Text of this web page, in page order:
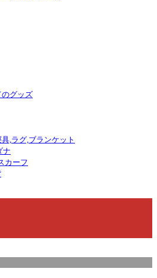
のグッズ
具,ラグ,ブランケット
ナ
カーフ